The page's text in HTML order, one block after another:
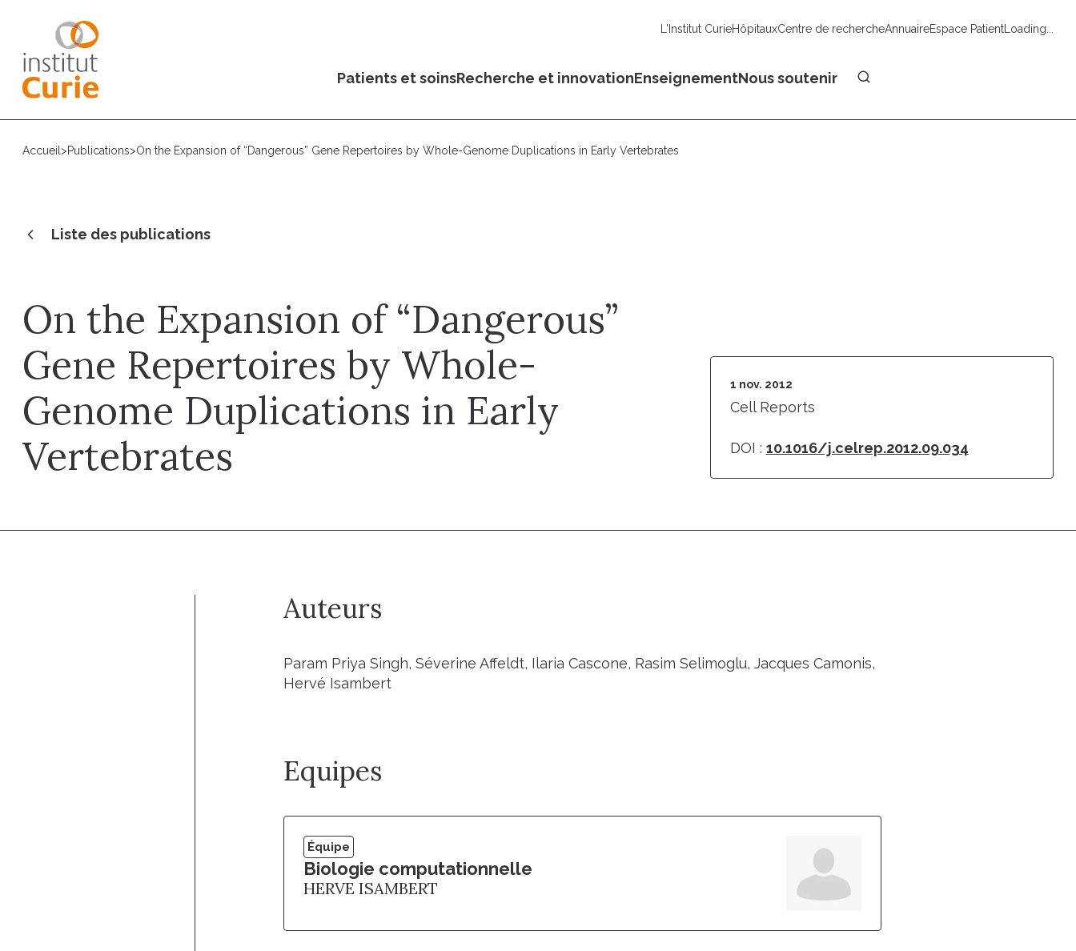
L'Institut CurieHôpitauxCentre de rechercheAnnuaireEspace PatientLoading...
Patients et soinsRecherche et innovationEnseignementNous soutenir
Accueil >Publications>On the Expansion of “Dangerous” Gene Repertoires by Whole-Genome Duplications in Early Vertebrates
Liste des publications
On the Expansion of “Dangerous”
Gene Repertoires by Whole-
Genome Duplications in Early
Vertebrates
1 nov. 2012
Cell Reports
DOI : 10.1016/j.celrep.2012.09.034
Auteurs
Param Priya Singh, Séverine Affeldt, Ilaria Cascone, Rasim Selimoglu, Jacques Camonis,
Hervé Isambert
Equipes
Équipe
Biologie computationnelle
HERVE ISAMBERT